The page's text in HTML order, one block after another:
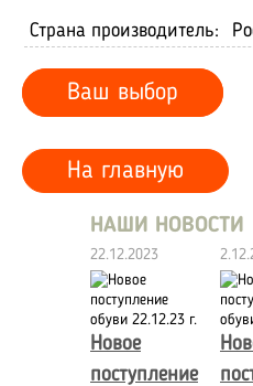
Страна производитель:
Ваш выбор
На главную
НАШИ НОВОСТИ
22.12.2023
Новое
поступление